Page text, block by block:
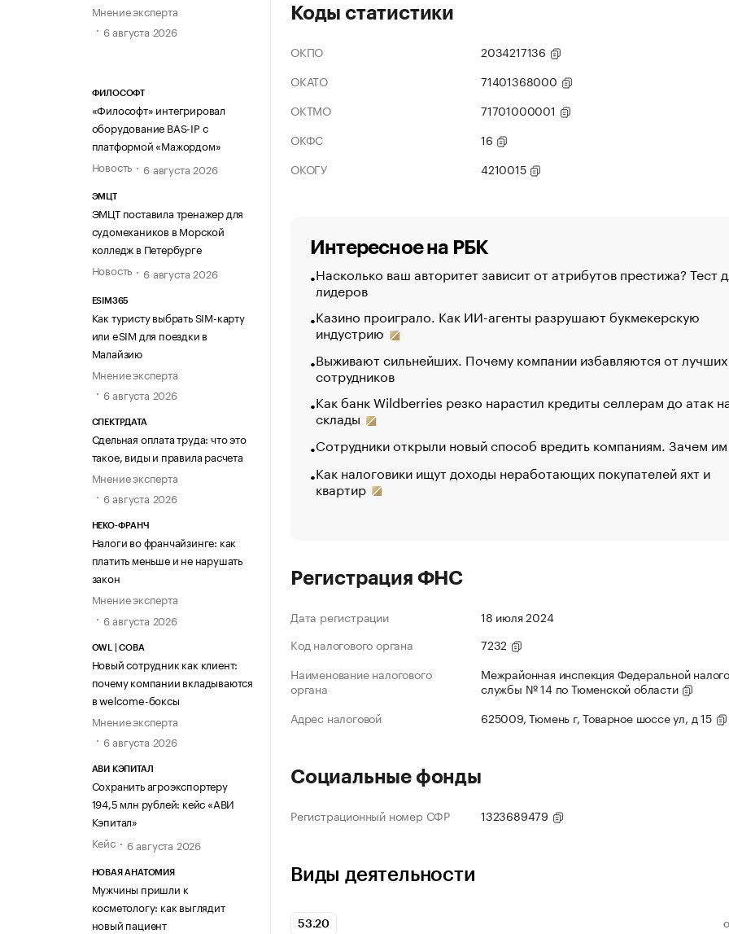
Мнение эксперта
6 августа 2026
ФИЛОСОФТ
«Философт» интегрировал
оборудование BAS-IP с
платформой «Мажордом»
Новость
6 августа 2026
ЭМЦТ
ЭМЦТ поставила тренажер для
судомехаников в Морской
колледж в Петербурге
Новость
6 августа 2026
ESIM365
Как туристу выбрать SIM-карту
или eSIM для поездки в
Малайзию
Мнение эксперта
6 августа 2026
СПЕКТРДАТА
Сдельная оплата труда: что это
такое, виды и правила расчета
Мнение эксперта
6 августа 2026
НЕКО-ФРАНЧ
Налоги во франчайзинге: как
платить меньше и не нарушать
закон
Мнение эксперта
6 августа 2026
OWL | СОВА
Новый сотрудник как клиент:
почему компании вкладываются
в welcome-боксы
Мнение эксперта
6 августа 2026
АВИ КЭПИТАЛ
Сохранить агроэкспортеру
194,5 млн рублей: кейс «АВИ
Кэпитал»
Кейс
6 августа 2026
НОВАЯ АНАТОМИЯ
Мужчины пришли к
косметологу: как выглядит
новый пациент
Коды статистики
ОКПО
2034217136
ОКАТО
71401368000
ОКТМО
71701000001
ОКФС
16
ОКОГУ
4210015
Интересное на РБК
Насколько ваш авторитет зависит от атрибутов престижа? Тест
лидеров
Казино проиграло. Как ИИ-агенты разрушают букмекерскую
индустрию
Выживают сильнейших. Почему компании избавляются от лучших
сотрудников
Как банк Wildberries резко нарастил кредиты селлерам до атак
склады
Сотрудники открыли новый способ вредить компаниям. Зачем
Как налоговики ищут доходы неработающих покупателей яхт и
квартир
Регистрация ФНС
Дата регистрации
18 июля 2024
Код налогового органа
7232
Наименование налогового
органа
Межрайонная инспекция Федеральной
службы № 14 по Тюменской области
Адрес налоговой
625009, Тюмень г, Товарное шоссе ул, д 15
Социальные фонды
Регистрационный номер СФР 1323689479
Виды деятельности
53.20